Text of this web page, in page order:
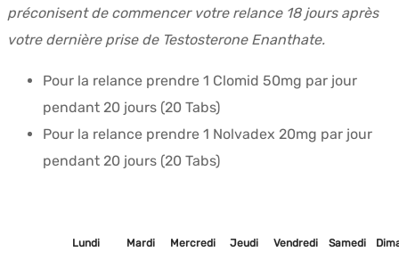
préconisent de commencer votre relance 18 jours après
votre dernière prise de Testosterone Enanthate.
Pour la relance prendre 1 Clomid 50mg par jour
pendant 20 jours (20 Tabs)
Pour la relance prendre 1 Nolvadex 20mg par jour
pendant 20 jours (20 Tabs)
Lundi Mardi Mercredi Jeudi Vendredi Samedi